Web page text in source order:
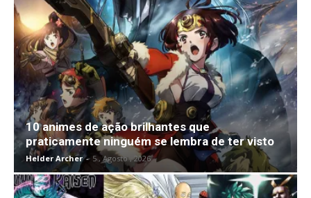
10 animes de ação brilhantes que
praticamente ninguém se lembra de ter visto
Helder Archer - 5 , Agosto , 2026